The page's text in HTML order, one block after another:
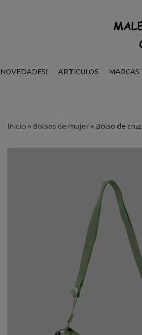
NOVEDADES! ARTICULOS MARCAS
Inicio » Bolsos de mujer» Bolso de